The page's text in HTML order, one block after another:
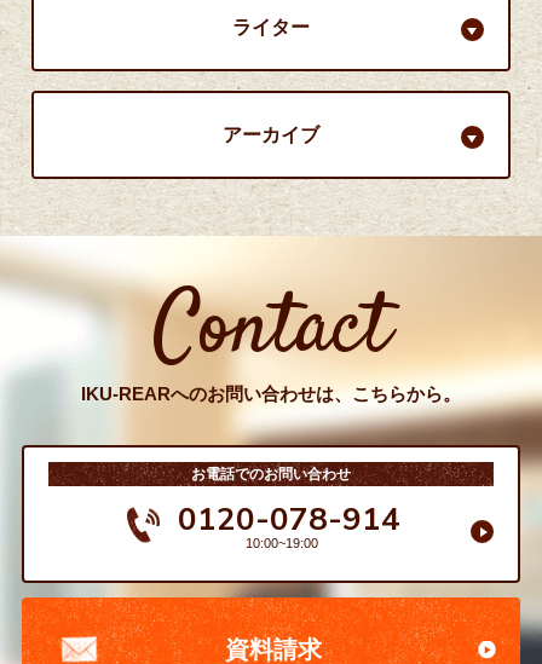
ライター
アーカイブ
Contact
IKU-REARへのお問い合わせは、こちらから。
お電話でのお問い合わせ
0120-078-914
10:00~19:00
資料請求